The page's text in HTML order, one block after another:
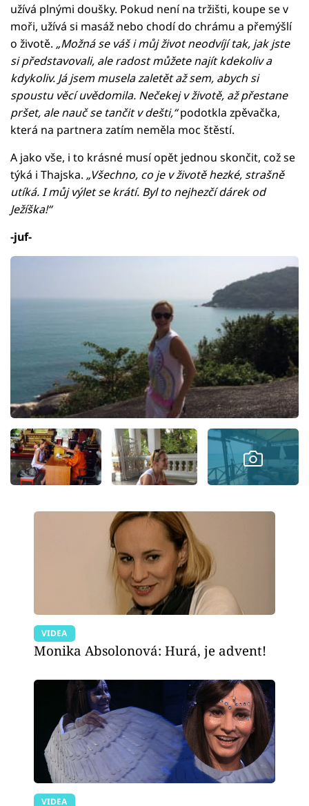
užívá plnými doušky. Pokud není na tržišti, koupe se v
moři, užívá si masáž nebo chodí do chrámu a přemýšlí
o životě. „Možná se váš i můj život neodvíjí tak, jak jste
si představovali, ale radost můžete najít kdekoliv a
kdykoliv. Já jsem musela zaletět až sem, abych si
spoustu věcí uvědomila. Nečekej v životě, až přestane
pršet, ale nauč se tančit v dešti,“podotkla zpěvačka,
která na partnera zatím neměla moc štěstí.
A jako vše, i to krásné musí opět jednou skončit, což se
týká i Thajska. „Všechno, co je v životě hezké, strašně
utíká. I můj výlet se krátí. Byl to nejhezčí dárek od
Ježíška!“
-juf-
VIDEA
Monika Absolonová: Hurá, je advent!
VIDEA